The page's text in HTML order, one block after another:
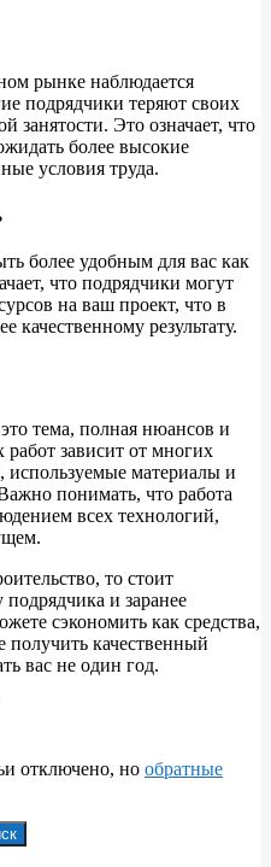
рынке наблюдается
подрядчики теряют своих
занятости. Это означает, что
более высокие
условия труда.
более удобным для вас как
что подрядчики могут
на ваш проект, что в
качественному результату.
тема, полная нюансов и
работ зависит от многих
используемые материалы и
понимать, что работа
всех технологий,
то стоит
и заранее
сэкономить как средства,
получить качественный
вас не один год.
отключено, но обратные